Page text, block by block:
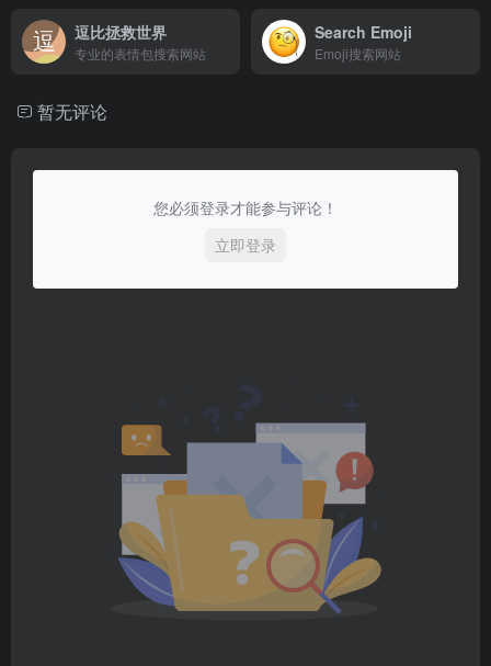
逗比拯救世界
专业的表情包搜索网站
Search Emoji
Emoji搜索网站
暂无评论
您必须登录才能参与评论！
立即登录